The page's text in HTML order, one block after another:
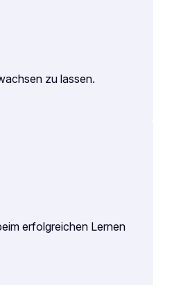
zu lassen.
erfolgreichen Lernen